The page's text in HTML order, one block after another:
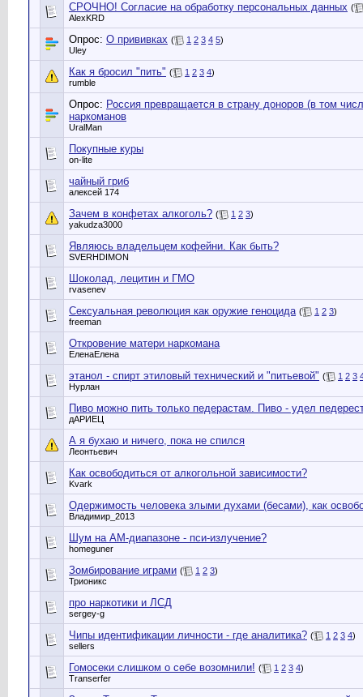
СРОЧНО! Согласие на обработку персональных данных (
AlexKRD
Опрос: О прививках ( 1 2 3 4 5)
Uley
Как я бросил "пить" ( 1 2 3 4)
rumble
Опрос: Россия превращается в страну доноров (в том
наркоманов
UralMan
Покупные куры
on-lite
чайный гриб
алексей 174
Зачем в конфетах алкоголь? ( 1 2 3)
yakudza3000
Являюсь владельцем кофейни. Как быть?
SVERHDIMON
Шоколад, лецитин и ГМО
rvasenev
Сексуальная революция как оружие геноцида ( 1 2 3)
freeman
Откровение матери наркомана
ЕленаЕлена
этанол - спирт этиловый технический и "питьевой" ( 1 2 3
Нурлан
Пиво можно пить только педерастам. Пиво - удел
дАРИЕЦ
А я бухаю и ничего, пока не спился
Леонтьевич
Как освободиться от алкогольной зависимости?
Kvark
Одержимость человека злыми духами (бесами), как
Владимир_2013
Шум на АМ-диапазоне - пси-излучение?
homeguner
Зомбирование играми ( 1 2 3)
Трионикс
про наркотики и ЛСД
sergey-g
Чипы идентификации личности - где аналитика? ( 1 2 3 4)
sellers
Гомосеки слишком о себе возомнили! ( 1 2 3 4)
Transerfer